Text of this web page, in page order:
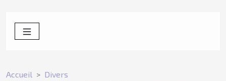
Accueil
Divers